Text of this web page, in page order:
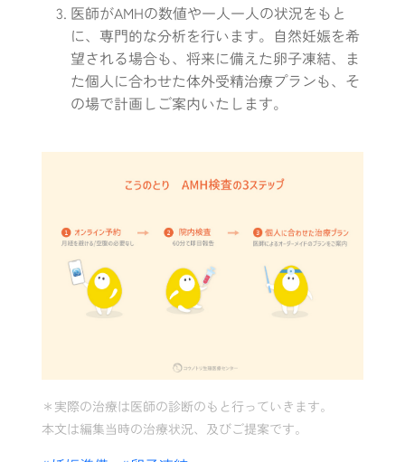
医師がAMHの数値や一人一人の状況をもと
に、専門的な分析を行います。自然妊娠を希
望される場合も、将来に備えた卵子凍結、ま
た個人に合わせた体外受精治療プランも、そ
の場で計画しご案内いたします。
＊実際の治療は医師の診断のもと行っていきます。
本文は編集当時の治療状況、及びご提案です。